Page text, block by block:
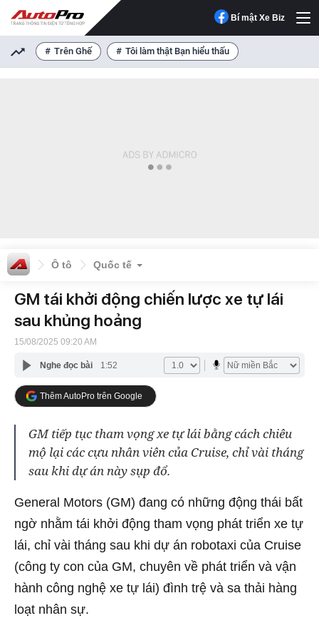
Bí mật Xe Biz
Trên Ghế Tôi làm thật Bạn hiểu thấu
Ô tô Quốc tế
GM tái khởi động chiến lược xe tự lái
sau khủng hoảng
15/08/2025 09:20 AM
Nghe đọc bài 1:52
Thêm AutoPro trên Google
GM tiếp tục tham vọng xe tự lái bằng cách chiêu
mộ lại các cựu nhân viên của Cruise, chỉ vài tháng
sau khi dự án này sụp đổ.
General Motors (GM) đang có những động thái bất
ngờ nhằm tái khởi động tham vọng phát triển xe tự
lái, chỉ vài tháng sau khi dự án robotaxi của Cruise
(công ty con của GM, chuyên về phát triển và vận
hành công nghệ xe tự lái) đình trệ và sa thải hàng
loạt nhân sự.